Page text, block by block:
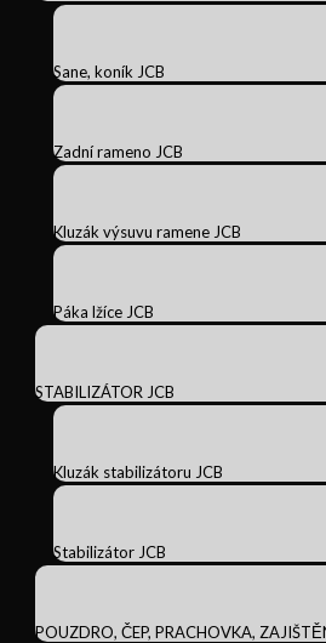
Sane, koník JCB
Zadní rameno JCB
Kluzák výsuvu ramene JCB
Páka lžíce JCB
STABILIZÁTOR JCB
Kluzák stabilizátoru JCB
Stabilizátor JCB
POUZDRO, ČEP, PRACHOVKA,